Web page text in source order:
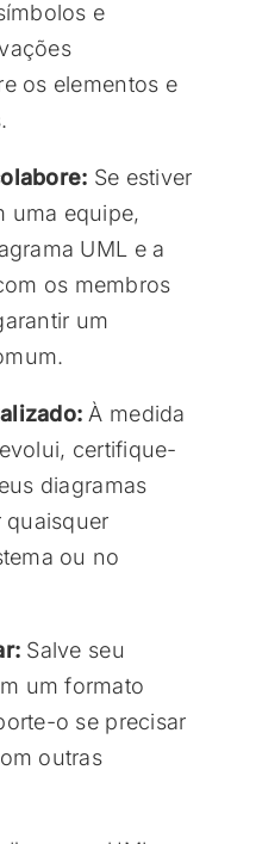
e
os elementos e
Se estiver
uma equipe,
UML e a
os membros
um
À medida
certifique-
diagramas
quaisquer
ou no
Salve seu
um formato
o se precisar
outras